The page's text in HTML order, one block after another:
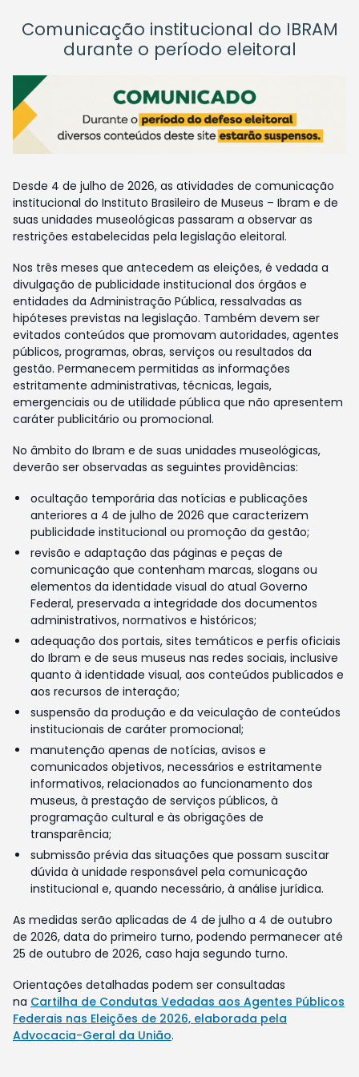
Comunicação institucional do IBRAM
durante o período eleitoral
Desde 4 de julho de 2026, as atividades de comunicação
institucional do Instituto Brasileiro de Museus – Ibram e de
suas unidades museológicas passaram a observar as
restrições estabelecidas pela legislação eleitoral.
Nos três meses que antecedem as eleições, é vedada a
divulgação de publicidade institucional dos órgãos e
entidades da Administração Pública, ressalvadas as
hipóteses previstas na legislação. Também devem ser
evitados conteúdos que promovam autoridades, agentes
públicos, programas, obras, serviços ou resultados da
gestão. Permanecem permitidas as informações
estritamente administrativas, técnicas, legais,
emergenciais ou de utilidade pública que não apresentem
caráter publicitário ou promocional.
No âmbito do Ibram e de suas unidades museológicas,
deverão ser observadas as seguintes providências:
ocultação temporária das notícias e publicações
anteriores a 4 de julho de 2026 que caracterizem
publicidade institucional ou promoção da gestão;
revisão e adaptação das páginas e peças de
comunicação que contenham marcas, slogans ou
elementos da identidade visual do atual Governo
Federal, preservada a integridade dos documentos
administrativos, normativos e históricos;
adequação dos portais, sites temáticos e perfis oficiais
do Ibram e de seus museus nas redes sociais, inclusive
quanto à identidade visual, aos conteúdos publicados e
aos recursos de interação;
suspensão da produção e da veiculação de conteúdos
institucionais de caráter promocional;
manutenção apenas de notícias, avisos e
comunicados objetivos, necessários e estritamente
informativos, relacionados ao funcionamento dos
museus, à prestação de serviços públicos, à
programação cultural e às obrigações de
transparência;
submissão prévia das situações que possam suscitar
dúvida à unidade responsável pela comunicação
institucional e, quando necessário, à análise jurídica.
As medidas serão aplicadas de 4 de julho a 4 de outubro
de 2026, data do primeiro turno, podendo permanecer até
25 de outubro de 2026, caso haja segundo turno.
Orientações detalhadas podem ser consultadas
na Cartilha de Condutas Vedadas aos Agentes Públicos
Federais nas Eleições de 2026, elaborada pela
Advocacia-Geral da União.